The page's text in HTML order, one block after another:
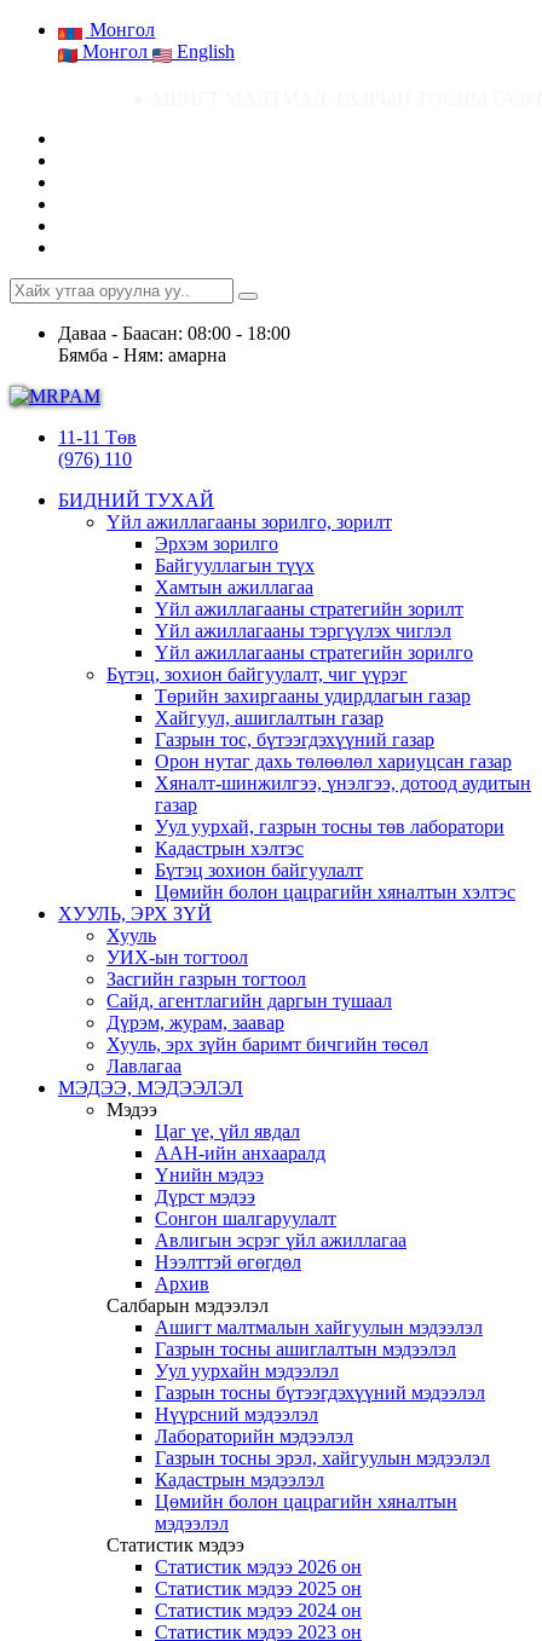
Монгол
Монгол
English
Даваа - Баасан: 08:00 - 18:00
Бямба - Ням: амарна
11-11 Төв
(976) 110
БИДНИЙ ТУХАЙ
Үйл ажиллагааны зорилго, зорилт
Эрхэм зорилго
Байгууллагын түүх
Хамтын ажиллагаа
Үйл ажиллагааны стратегийн зорилт
Үйл ажиллагааны тэргүүлэх чиглэл
Үйл ажиллагааны стратегийн зорилго
Бүтэц, зохион байгуулалт, чиг үүрэг
Төрийн захиргааны удирдлагын газар
Хайгуул, ашиглалтын газар
Газрын тос, бүтээгдэхүүний газар
Орон нутаг дахь төлөөлөл хариуцсан газар
Хяналт-шинжилгээ, үнэлгээ, дотоод аудитын
газар
Уул уурхай, газрын тосны төв лаборатори
Кадастрын хэлтэс
Бүтэц зохион байгуулалт
Цөмийн болон цацрагийн хяналтын хэлтэс
ХУУЛЬ, ЭРХ ЗҮЙ
Хууль
УИХ-ын тогтоол
Засгийн газрын тогтоол
Сайд, агентлагийн даргын тушаал
Дүрэм, журам, заавар
Хууль, эрх зүйн баримт бичгийн төсөл
Лавлагаа
МЭДЭЭ, МЭДЭЭЛЭЛ
Мэдээ
Цаг үе, үйл явдал
ААН-ийн анхааралд
Үнийн мэдээ
Дүрст мэдээ
Сонгон шалгаруулалт
Авлигын эсрэг үйл ажиллагаа
Нээлттэй өгөгдөл
Архив
Салбарын мэдээлэл
Ашигт малтмалын хайгуулын мэдээлэл
Газрын тосны ашиглалтын мэдээлэл
Уул уурхайн мэдээлэл
Газрын тосны бүтээгдэхүүний мэдээлэл
Нүүрсний мэдээлэл
Лабораторийн мэдээлэл
Газрын тосны эрэл, хайгуулын мэдээлэл
Кадастрын мэдээлэл
Цөмийн болон цацрагийн хяналтын
мэдээлэл
Статистик мэдээ
Статистик мэдээ 2026 он
Статистик мэдээ 2025 он
Статистик мэдээ 2024 он
Статистик мэдээ 2023 он